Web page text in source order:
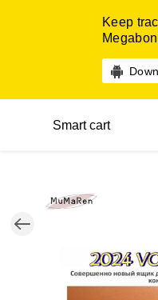
Keep
Smart cart